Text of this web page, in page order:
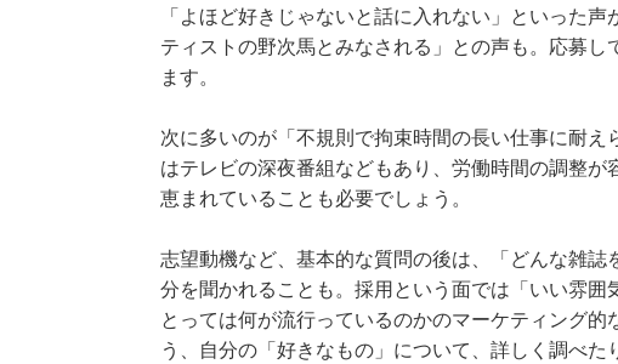
「よほど好きじゃないと話に入れない」といった
ティストの野次馬とみなされる」との声も。応募
ます。
次に多いのが「不規則で拘束時間の長い仕事に耐
はテレビの深夜番組などもあり、労働時間の調整
恵まれていることも必要でしょう。
志望動機など、基本的な質問の後は、「どんな雑
分を聞かれることも。採用という面では「いい雰
とっては何が流行っているのかのマーケティング
う、自分の「好きなもの」について、詳しく調べ